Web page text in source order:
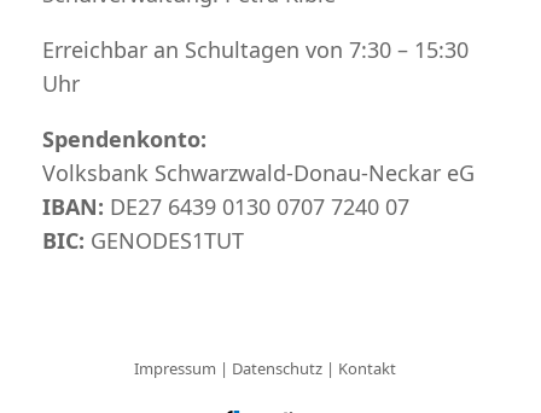
Erreichbar an Schultagen von 7:30 – 15:30
Uhr
Spendenkonto:
Volksbank Schwarzwald-Donau-Neckar eG
IBAN: DE27 6439 0130 0707 7240 07
BIC: GENODES1TUT
Impressum | Datenschutz| Kontakt